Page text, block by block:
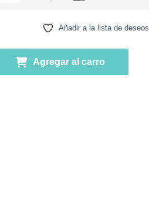
Añadir a la lista de deseos
Agregar al carro